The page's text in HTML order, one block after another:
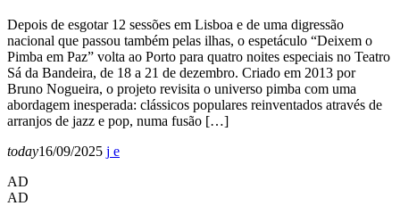
Depois de esgotar 12 sessões em Lisboa e de uma digressão
nacional que passou também pelas ilhas, o espetáculo “Deixem o
Pimba em Paz” volta ao Porto para quatro noites especiais no Teatro
Sá da Bandeira, de 18 a 21 de dezembro. Criado em 2013 por
Bruno Nogueira, o projeto revisita o universo pimba com uma
abordagem inesperada: clássicos populares reinventados através de
arranjos de jazz e pop, numa fusão […]
today16/09/2025
AD
AD